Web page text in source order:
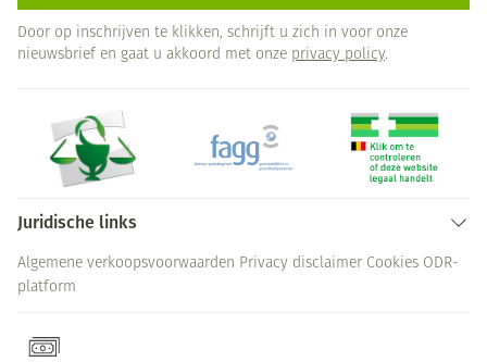
Door op inschrijven te klikken, schrijft u zich in voor onze
nieuwsbrief en gaat u akkoord met onze privacy policy.
Juridische links
Algemene verkoopsvoorwaarden Privacy disclaimer Cookies ODR-
platform